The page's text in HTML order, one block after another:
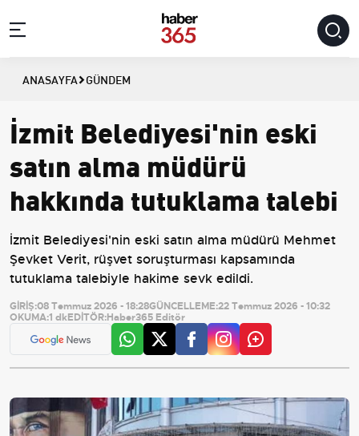
ANASAYFA GÜNDEM
İzmit Belediyesi'nin eski
satın alma müdürü
hakkında tutuklama talebi
İzmit Belediyesi'nin eski satın alma müdürü Mehmet
Şevket Verit, rüşvet soruşturması kapsamında
tutuklama talebiyle hakime sevk edildi.
GİRİŞ:08 Temmuz 2026 - 18:28GÜNCELLEME:22 Temmuz 2026 - 10:32
OKUMA:1 dkEDİTÖR:Haber365 Editör